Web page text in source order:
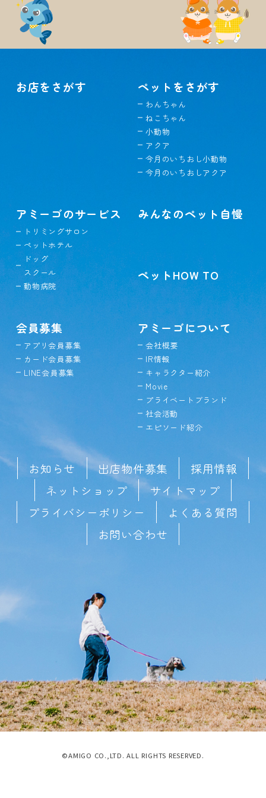
お店をさがす ペットをさがす
わんちゃん
ねこちゃん
小動物
アクア
今月のいちおし小動物
今月のいちおしアクア
アミーゴのサービス
トリミングサロン
ペットホテル
ドッグ
スクール
動物病院
みんなのペット自慢
ペットHOW TO
会員募集
アプリ会員募集
カード会員募集
LINE会員募集
アミーゴについて
会社概要
IR情報
キャラクター紹介
Movie
プライベートブランド
社会活動
エピソード紹介
お知らせ 出店物件募集
採用情報
ネットショップ
サイトマップ
プライバシーポリシー
よくある質問
お問い合わせ
©AMIGO CO.,LTD. ALL RIGHTS RESERVED.